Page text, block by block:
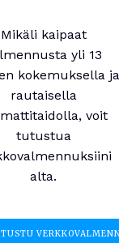
Mikäli kaipaat
yli 13
kokemuksella ja
rautaisella
voit
tutustua
alta.